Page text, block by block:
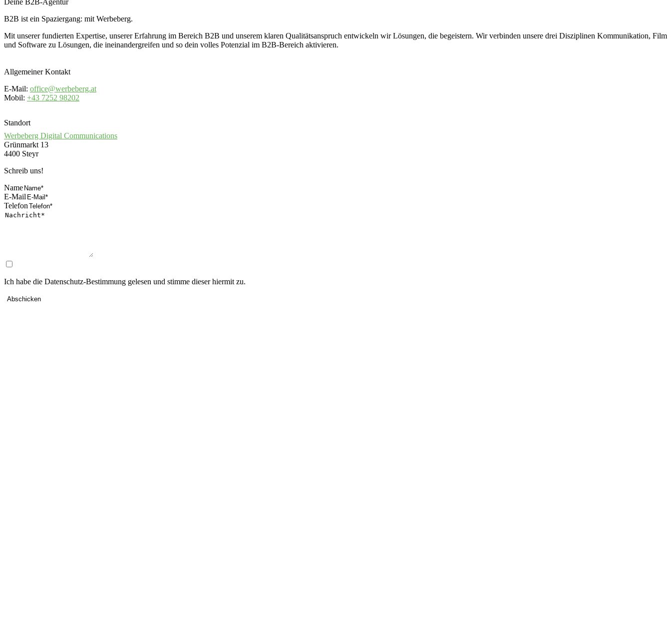
Deine B2B-Agentur
B2B ist ein Spaziergang: mit Werbeberg.
Mit unserer fundierten Expertise, unserer Erfahrung im Bereich B2B und unserem klaren Qualitätsanspruch entwickeln wir Lösungen, die begeistern. Wir verbinden unsere drei Disziplinen Kommunikation, Film
und Software zu Lösungen, die ineinandergreifen und so dein volles Potenzial im B2B-Bereich aktivieren.
Allgemeiner Kontakt
E-Mail: office@werbeberg.at
Mobil: +43 7252 98202
Standort
Werbeberg Digital Communications
Grünmarkt 13
4400 Steyr
Schreib uns!
Name
E-Mail
Telefon
Ich habe die Datenschutz-Bestimmung gelesen und stimme dieser hiermit zu.
Abschicken